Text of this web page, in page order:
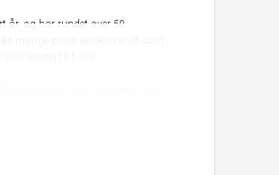
år, og har rundet over 50.
klud gerne med mild sæbe. Hold